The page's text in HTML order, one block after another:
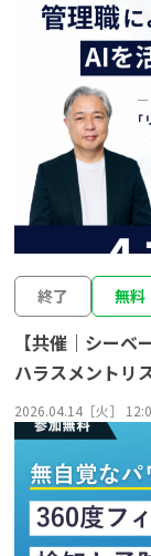
終了 無料
【共催｜シー
ハラスメントリ
2026.04.14［火］